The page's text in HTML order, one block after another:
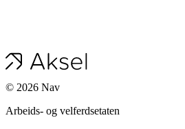
© 2026 Nav
Arbeids- og velferdsetaten